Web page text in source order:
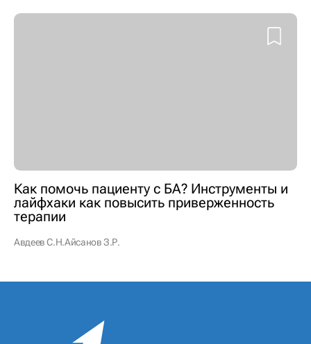
Как помочь пациенту с БА? Инструменты и
лайфхаки как повысить приверженность
терапии
Авдеев С.Н.Айсанов З.Р.